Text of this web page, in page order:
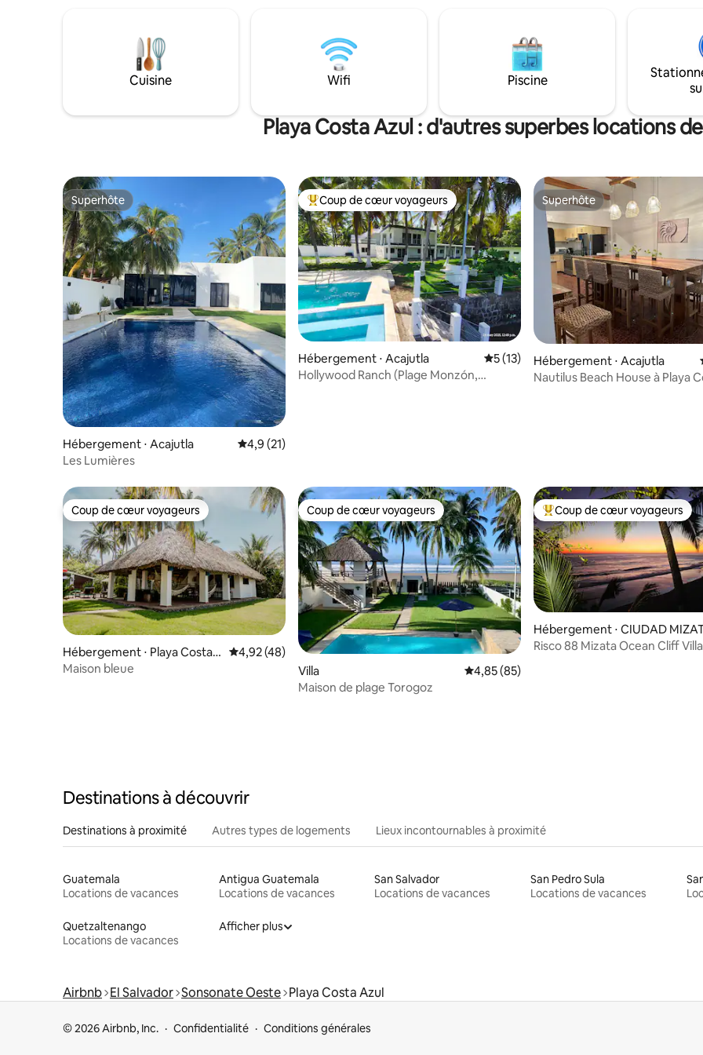
de notre jardin. Massage, yoga, surf et
Airbnb. Méfiez-vous des escroqueries !
end ! Arrivée anticipée à 12h et départ
tardif à 14h. Réductions pour les séjours
de 3 nuits ou plus, hebdomadaires et
mensuels !
car la propriété se trouve
sur la plage. Vous ne pouvez
manquer ça !
Cuisine Wifi Piscine
Playa Costa Azul : d'autres superbes locations
Superhôte
Superhôte
Hébergement ⋅ Acajutla Évaluation moyenne sur la base de 21 commentaires : 4,9 sur 5
4,9 (21)
Les Lumières
Coups de cœur voyageurs les plus appréciés
Coup de cœur voyageurs
Hébergement ⋅ Acajutla Évaluation moyenne sur la base de 13
5 (13)
Hollywood Ranch (Plage Monzón,
Superhôte
Superhôte
Hébergement ⋅ Acajutla
Nautilus Beach House à Playa
Coup de cœur voyageurs
Coup de cœur voyageurs
Hébergement ⋅ Playa Costa
Azul
Évaluation moyenne sur la base de 48 commentaires : 4,92 sur 5
4,92 (48)
Maison bleue
Coup de cœur voyageurs
Coup de cœur voyageurs
Villa Évaluation moyenne sur la base de 85
4,85 (85)
Maison de plage Torogoz
Coups de cœur voyageurs les
Coup de cœur voyageurs
Hébergement ⋅ CIUDAD
Risco 88 Mizata Ocean Cliff
Destinations à découvrir
Destinations à proximité Autres types de logements Lieux incontournables à proximité
Guatemala
Locations de vacances
Antigua Guatemala
Locations de vacances
San Salvador
Locations de vacances
San Pedro Sula
Locations de vacances
Quetzaltenango
Locations de vacances
Afficher plus
Airbnb El Salvador Sonsonate Oeste Playa Costa Azul
© 2026 Airbnb, Inc. Confidentialité Conditions générales